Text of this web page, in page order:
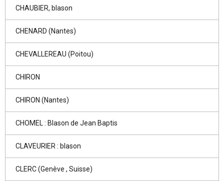
CHAUBIER, blason
CHENARD (Nantes)
CHEVALLEREAU (Poitou)
CHIRON
CHIRON (Nantes)
CHOMEL : Blason de Jean Baptis
CLAVEURIER : blason
CLERC (Genève , Suisse)